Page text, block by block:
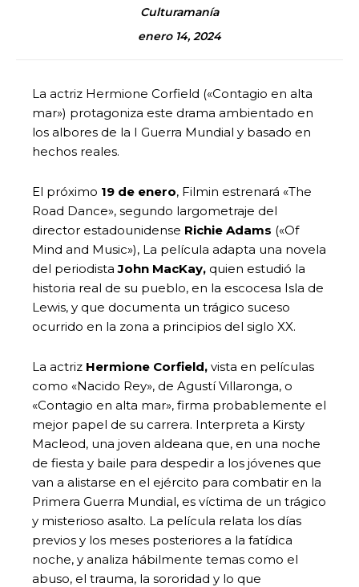
Culturamanía
enero 14, 2024
La actriz Hermione Corfield («Contagio en alta
mar») protagoniza este drama ambientado en
los albores de la I Guerra Mundial y basado en
hechos reales.
El próximo 19 de enero, Filmin estrenará «The
Road Dance», segundo largometraje del
director estadounidense Richie Adams («Of
Mind and Music»), La película adapta una novela
del periodistaJohn MacKay, quien estudió la
historia real de su pueblo, en la escocesa Isla de
Lewis, y que documenta un trágico suceso
ocurrido en la zona a principios del siglo XX.
La actriz Hermione Corfield, vista en películas
como «Nacido Rey», de Agustí Villaronga, o
«Contagio en alta mar», firma probablemente el
mejor papel de su carrera. Interpreta a Kirsty
Macleod, una joven aldeana que, en una noche
de fiesta y baile para despedir a los jóvenes que
van a alistarse en el ejército para combatir en la
Primera Guerra Mundial, es víctima de un trágico
y misterioso asalto. La película relata los días
previos y los meses posteriores a la fatídica
noche, y analiza hábilmente temas como el
abuso, el trauma, la sororidad y lo que